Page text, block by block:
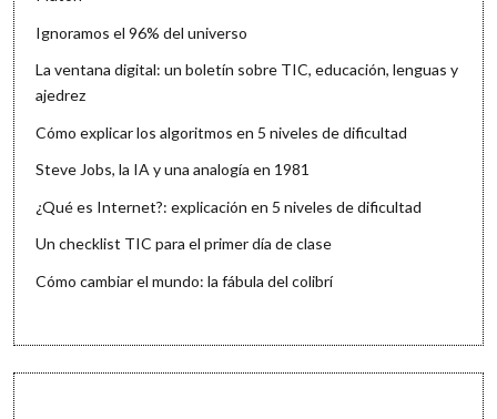
Ignoramos el 96% del universo
La ventana digital: un boletín sobre TIC, educación, lenguas y
ajedrez
Cómo explicar los algoritmos en 5 niveles de dificultad
Steve Jobs, la IA y una analogía en 1981
¿Qué es Internet?: explicación en 5 niveles de dificultad
Un checklist TIC para el primer día de clase
Cómo cambiar el mundo: la fábula del colibrí